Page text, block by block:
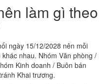
làm gì theo
ngày 15/12/2028 nên mỗi
nhau. Nhóm Văn phòng /
Kinh doanh / Buôn bán
Khai trương.